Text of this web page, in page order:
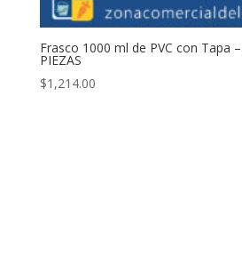
Frasco 1000 ml de PVC con Tapa
PIEZAS
$1,214.00